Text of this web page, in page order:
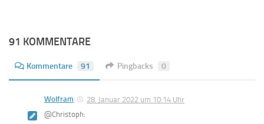
91 KOMMENTARE
Kommentare 91 Pingbacks 0
Wolfram
28. Januar 2022 um 10:14 Uhr
@Christoph: